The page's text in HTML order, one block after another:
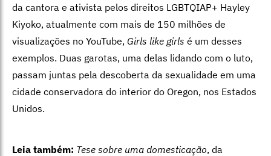
da cantora e ativista pelos direitos LGBTQIAP+ Hayley
Kiyoko, atualmente com mais de 150 milhões de
visualizações no YouTube, Girls like girls é um desses
exemplos. Duas garotas, uma delas lidando com o luto,
passam juntas pela descoberta da sexualidade em uma
cidade conservadora do interior do Oregon, nos Estados
Unidos.
Leia também: Tese sobre uma domesticação, da